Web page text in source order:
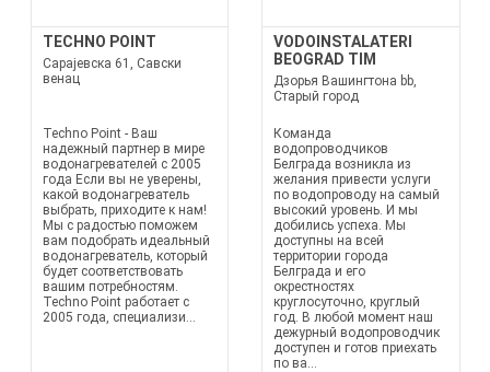
TECHNO POINT
Сарајевска 61, Савски
венац
Techno Point - Ваш
надежный партнер в мире
водонагревателей с 2005
года Если вы не уверены,
какой водонагреватель
выбрать, приходите к нам!
Мы с радостью поможем
вам подобрать идеальный
водонагреватель, который
будет соответствовать
вашим потребностям.
Techno Point работает с
2005 года, специализи...
VODOINSTALATERI
BEOGRAD TIM
Дзорья Вашингтона bb,
Старый город
Команда
водопроводчиков
Белграда возникла из
желания привести услуги
по водопроводу на самый
высокий уровень. И мы
добились успеха. Мы
доступны на всей
территории города
Белграда и его
окрестностях
круглосуточно, круглый
год. В любой момент наш
дежурный водопроводчик
доступен и готов приехать
по ва...